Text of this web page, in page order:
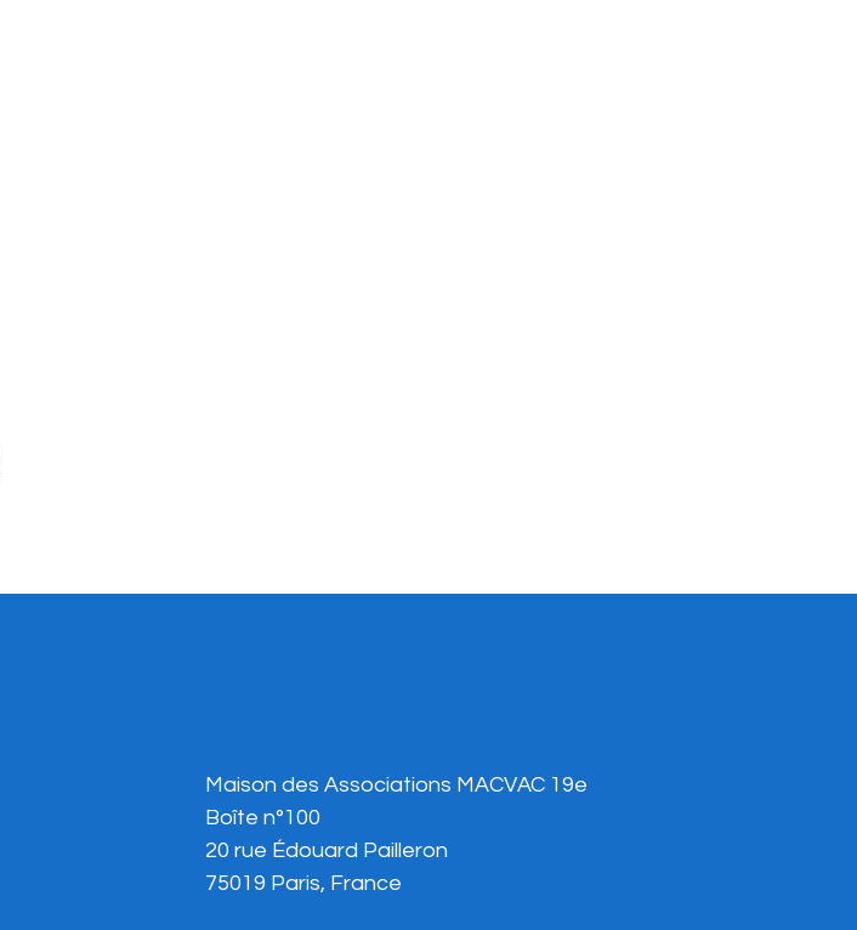
Maison des Associations MACVAC 19e
Boîte n°100
20 rue Édouard Pailleron
75019 Paris, France